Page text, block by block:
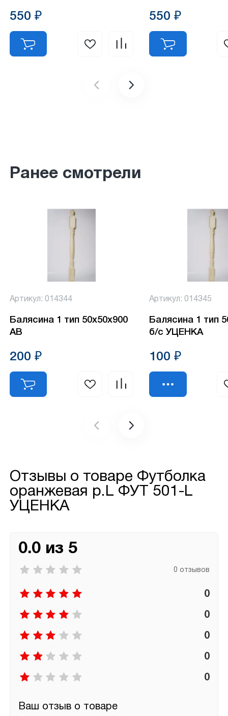
550 ₽ 550 ₽
Ранее смотрели
Артикул: 014344
Балясина 1 тип 50х50х900
АВ
200 ₽
Артикул: 014345
Балясина 1 тип
б/с УЦЕНКА
100 ₽
Отзывы о товаре Футболка
оранжевая р.L ФУТ 501-L
УЦЕНКА
0.0 из 5
0 отзывов
0
0
0
0
0
Ваш отзыв о товаре